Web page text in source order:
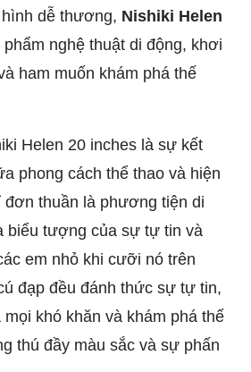
dễ thương, Nishiki Helen
nghệ thuật di động, khơi
ham muốn khám phá thế
Helen 20 inches là sự kết
phong cách thể thao và hiện
đơn thuần là phương tiện di
biểu tượng của sự tự tin và
em nhỏ khi cưỡi nó trên
đạp đều đánh thức sự tự tin,
khó khăn và khám phá thế
thú đầy màu sắc và sự phấn